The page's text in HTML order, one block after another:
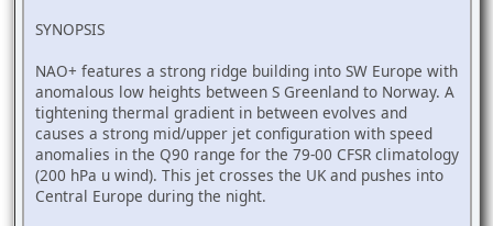
SYNOPSIS
NAO+ features a strong ridge building into SW Europe with
anomalous low heights between S Greenland to Norway. A
tightening thermal gradient in between evolves and
causes a strong mid/upper jet configuration with speed
anomalies in the Q90 range for the 79-00 CFSR climatology
(200 hPa u wind). This jet crosses the UK and pushes into
Central Europe during the night.